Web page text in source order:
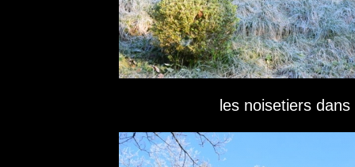
les noisetiers dans